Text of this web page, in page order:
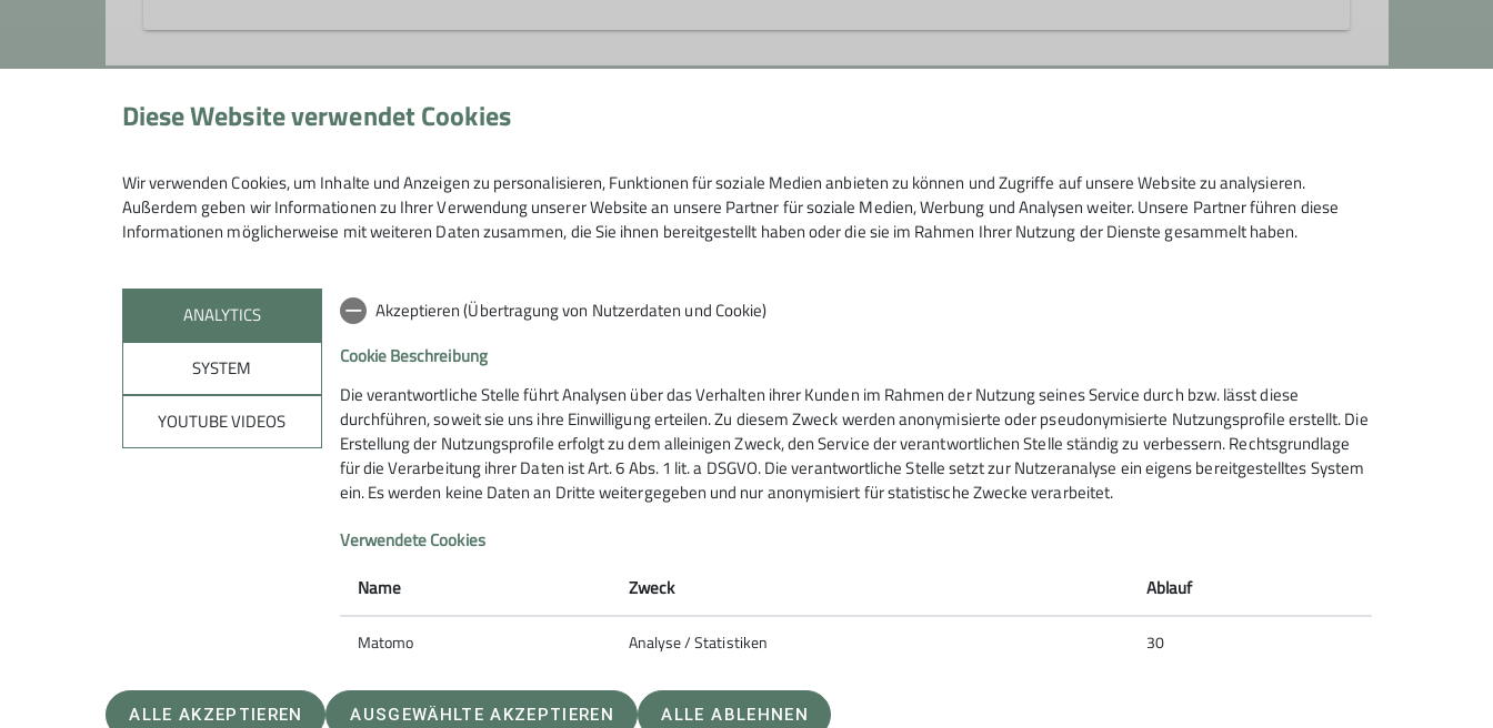
Familiengruppenleiter*in Beiratsmitglied Wanderwart*in
Gruppe
Kindergruppe
Die Gruppenstunden der Kinder-Klettergruppe finden immer mittwochs von 16:30 Uhr - 18:00 Uhr in der Lichtenauhalle statt.
Weitere Aktionen, Übernachtungen und tolle Events der Kindergruppe finden freitags von 16:30 Uhr - 18:00 Uhr in den
Gruppenräumen in der Heiligkreuzstraße 20 oder auch nach besonderer Ankündigung statt.
Aktuelles
72070 Tübingen
Telefon 07071-23451
Diese Website verwendet Cookies
Wir verwenden Cookies, um Inhalte und Anzeigen zu personalisieren, Funktionen für soziale Medien anbieten zu können und Zugriffe auf unsere Website zu analysieren.
Außerdem geben wir Informationen zu Ihrer Verwendung unserer Website an unsere Partner für soziale Medien, Werbung und Analysen weiter. Unsere Partner führen diese
Informationen möglicherweise mit weiteren Daten zusammen, die Sie ihnen bereitgestellt haben oder die sie im Rahmen Ihrer Nutzung der Dienste gesammelt haben.
ANALYTICS
SYSTEM
YOUTUBE VIDEOS
Akzeptieren (Übertragung von Nutzerdaten und Cookie)
Cookie Beschreibung
Die verantwortliche Stelle führt Analysen über das Verhalten ihrer Kunden im Rahmen der Nutzung seines Service durch bzw. lässt diese
durchführen, soweit sie uns ihre Einwilligung erteilen. Zu diesem Zweck werden anonymisierte oder pseudonymisierte Nutzungsprofile erstellt. Die
Erstellung der Nutzungsprofile erfolgt zu dem alleinigen Zweck, den Service der verantwortlichen Stelle ständig zu verbessern. Rechtsgrundlage
für die Verarbeitung ihrer Daten ist Art. 6 Abs. 1 lit. a DSGVO. Die verantwortliche Stelle setzt zur Nutzeranalyse ein eigens bereitgestelltes System
ein. Es werden keine Daten an Dritte weitergegeben und nur anonymisiert für statistische Zwecke verarbeitet.
Verwendete Cookies
Name
Zweck Ablauf
Matomo Analyse / Statistiken 30
ALLE AKZEPTIEREN AUSGEWÄHLTE AKZEPTIEREN ALLE ABLEHNEN